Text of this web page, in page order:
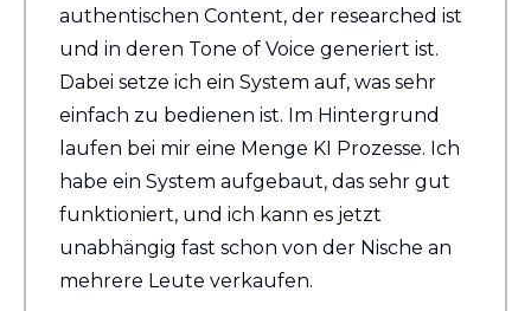
authentischen Content, der researched ist
und in deren Tone of Voice generiert ist.
Dabei setze ich ein System auf, was sehr
einfach zu bedienen ist. Im Hintergrund
laufen bei mir eine Menge KI Prozesse. Ich
habe ein System aufgebaut, das sehr gut
funktioniert, und ich kann es jetzt
unabhängig fast schon von der Nische an
mehrere Leute verkaufen.